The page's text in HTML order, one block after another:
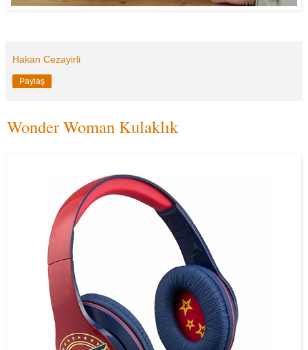
Hakan Cezayirli
Paylaş
Wonder Woman Kulaklık